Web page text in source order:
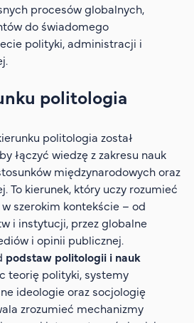
procesów globalnych,
do świadomego
polityki, administracji i
politologia
politologia został
łączyć wiedzę z zakresu nauk
międzynarodowych oraz
To kierunek, który uczy rozumieć
szerokim kontekście – od
i instytucji, przez globalne
i opinii publicznej.
podstaw politologii i nauk
teorię polityki, systemy
ideologie oraz socjologię
zrozumieć mechanizmy